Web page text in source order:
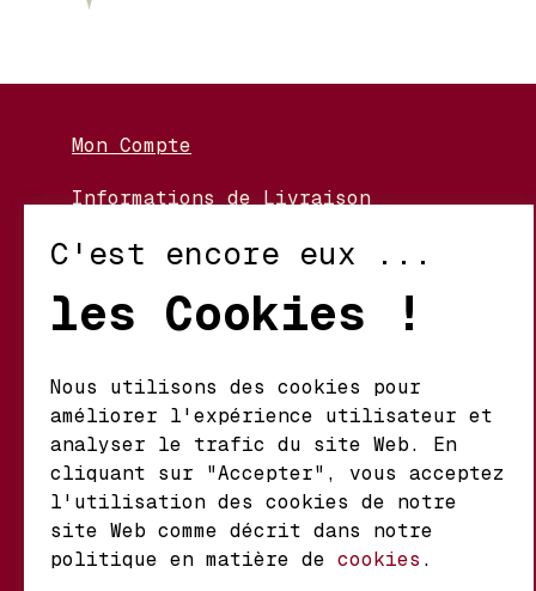
Mon Compte
Informations de Livraison
Conditions d’Utilisation
Mathieu S.A. Vins fins
d'origine
Chemin du Coteau 29 A
1123 Aclens Suisse
C'est encore eux ...
les Cookies !
Nous utilisons des cookies pour
améliorer l'expérience utilisateur et
analyser le trafic du site Web. En
cliquant sur "Accepter", vous acceptez
l'utilisation des cookies de notre
site Web comme décrit dans notre
politique en matière de cookies .